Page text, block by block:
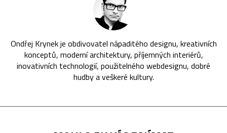
Ondřej Krynek je obdivovatel nápaditého designu, kreativních
konceptů, moderní architektury, příjemných interiérů,
inovativních technologií, použitelného webdesignu, dobré
hudby a veškeré kultury.